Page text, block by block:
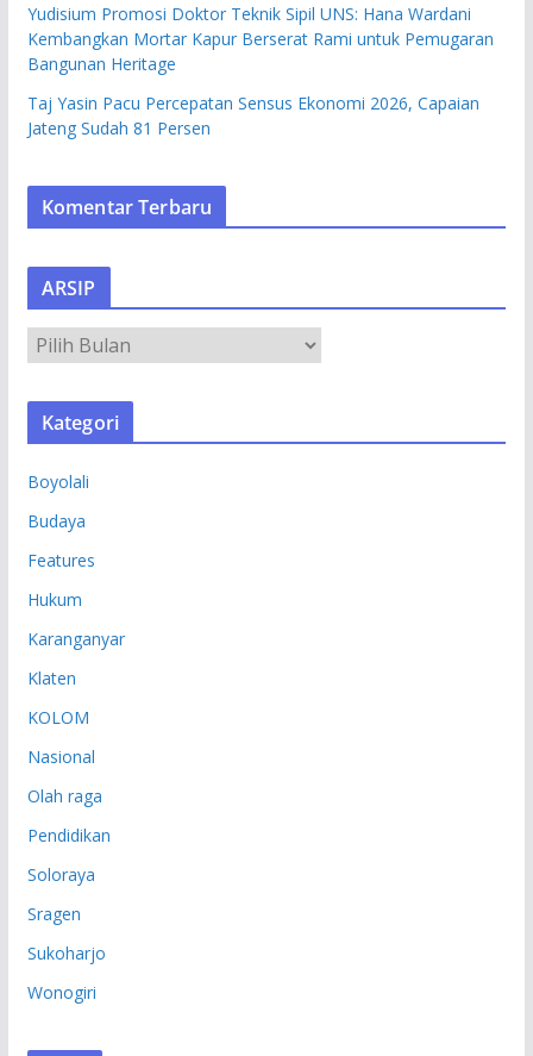
Yudisium Promosi Doktor Teknik Sipil UNS: Hana Wardani
Kembangkan Mortar Kapur Berserat Rami untuk Pemugaran
Bangunan Heritage
Taj Yasin Pacu Percepatan Sensus Ekonomi 2026, Capaian
Jateng Sudah 81 Persen
Komentar Terbaru
ARSIP
R
S
Kategori
Boyolali
Budaya
Features
Hukum
Karanganyar
Klaten
KOLOM
Nasional
Olah raga
Pendidikan
Soloraya
Sragen
Sukoharjo
Wonogiri